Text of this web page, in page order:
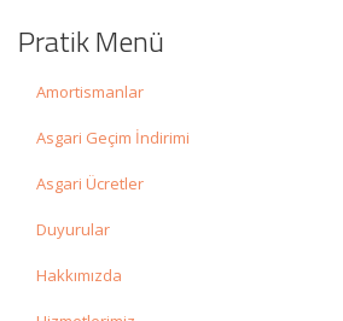
Pratik Menü
Amortismanlar
Asgari Geçim İndirimi
Asgari Ücretler
Duyurular
Hakkımızda